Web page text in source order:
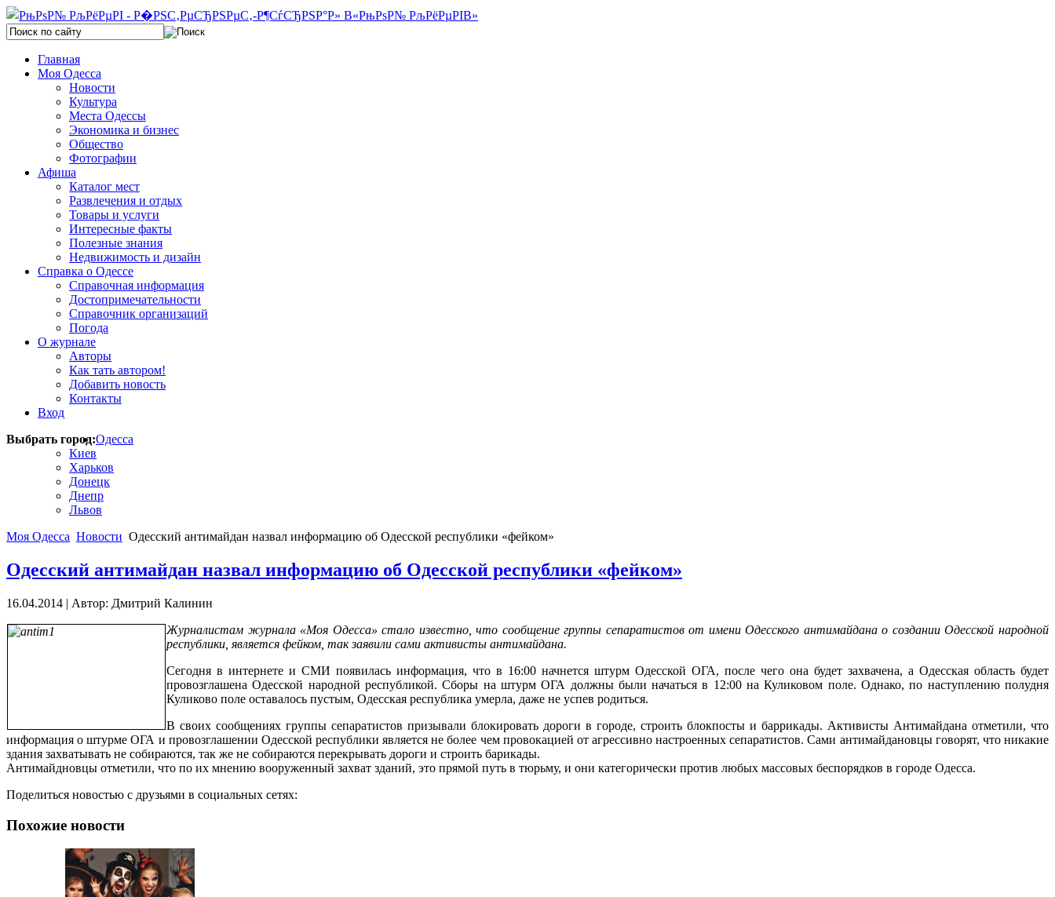
Главная
Моя Одесса
Новости
Культура
Места Одессы
Экономика и бизнес
Общество
Фотографии
Афиша
Каталог мест
Развлечения и отдых
Товары и услуги
Интересные факты
Полезные знания
Недвижимость и дизайн
Справка о Одессе
Справочная информация
Достопримечательности
Справочник организаций
Погода
О журнале
Авторы
Как тать автором!
Добавить новость
Контакты
Вход
Выбрать город:Одесса
Киев
Харьков
Донецк
Днепр
Львов
Моя Одесса Новости Одесский антимайдан назвал информацию об Одесской республики «фейком»
Одесский антимайдан назвал информацию об Одесской республики «фейком»
16.04.2014 | Автор: Дмитрий Калинин
Журналистам журнала «Моя Одесса» стало известно, что сообщение группы сепаратистов от имени Одесского антимайдана о создании Одесской народной
республики, является фейком, так заявили сами активисты антимайдана.
Сегодня в интернете и СМИ появилась информация, что в 16:00 начнется штурм Одесской ОГА, после чего она будет захвачена, а Одесская область будет
провозглашена Одесской народной республикой. Сборы на штурм ОГА должны были начаться в 12:00 на Куликовом поле. Однако, по наступлению полудня
Куликово поле оставалось пустым, Одесская республика умерла, даже не успев родиться.
В своих сообщениях группы сепаратистов призывали блокировать дороги в городе, строить блокпосты и баррикады. Активисты Антимайдана отметили, что
информация о штурме ОГА и провозглашении Одесской республики является не более чем провокацией от агрессивно настроенных сепаратистов. Сами антимайдановцы говорят, что никакие
здания захватывать не собираются, так же не собираются перекрывать дороги и строить барикады.
Антимайдновцы отметили, что по их мнению вооруженный захват зданий, это прямой путь в тюрьму, и они категорически против любых массовых беспорядков в городе Одесса.
Поделиться новостью с друзьями в социальных сетях:
Похожие новости